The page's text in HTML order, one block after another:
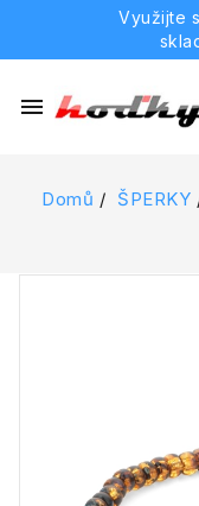
Využijte
menu
Domů ŠPERKY